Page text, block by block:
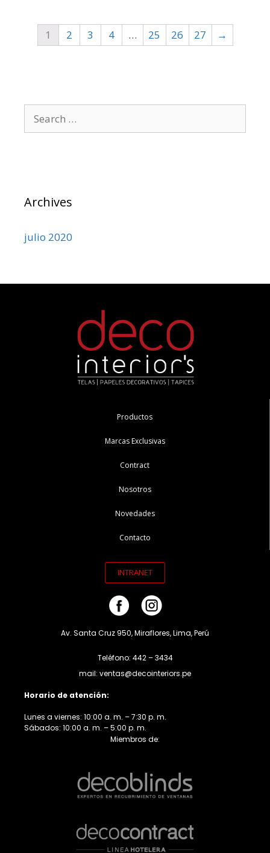
1 2 3 4 … 25 26 27 →
Archives
julio 2020
Productos
Marcas Exclusivas
Contract
Nosotros
Novedades
Contacto
INTRANET
Av. Santa Cruz 950, Miraflores, Lima, Perú
Teléfono: 442 – 3434
mail: ventas@decointeriors.pe
Horario de atención:
Lunes a viernes: 10:00 a. m. – 7:30 p. m.
Sábados: 10:00 a. m. – 5:00 p. m.
Miembros de: